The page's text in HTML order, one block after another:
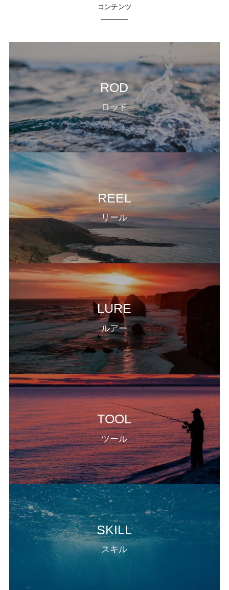
コンテンツ
ROD
ロッド
REEL
リール
LURE
ルアー
TOOL
ツール
SKILL
スキル